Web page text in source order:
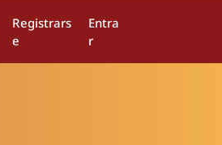
Registrars
e
Entra
r